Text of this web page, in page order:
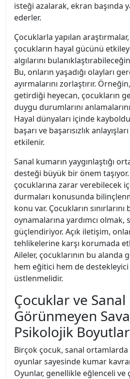
isteği azalarak, ekran başında
ederler.
Çocuklarla yapılan
çocukların hayal gücünü
algılarını
Bu, onların yaşadığı olayları
ayırmalarını zorlaştırır.
getirdiği heyecan, çocukların
duygu durumlarını
Hayal dünyaları içinde
başarı ve başarısızlık
etkilenir.
Sanal kumarın yaygınlaştığı
desteği büyük bir önem
çocuklarına zarar verebilecek
durmaları konusunda
konu var. Çocukların
oynamalarına yardımcı
güçlendiriyor. Açık iletişim,
tehlikelerine karşı korumada
Aileler, çocuklarının bu alanda
hem eğitici hem de
üstlenmelidir.
Çocuklar ve
Görünmeyen
Psikolojik
Birçok çocuk, sanal ortamlarda
oyunlar sayesinde kumar
Oyunlar, genellikle eğlenceli ve